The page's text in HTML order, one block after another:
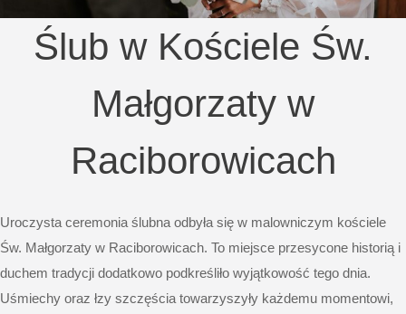
Ślub w Kościele Św.
Małgorzaty w
Raciborowicach
Uroczysta ceremonia ślubna odbyła się w malowniczym kościele
Św. Małgorzaty w Raciborowicach. To miejsce przesycone historią i
duchem tradycji dodatkowo podkreśliło wyjątkowość tego dnia.
Uśmiechy oraz łzy szczęścia towarzyszyły każdemu momentowi,